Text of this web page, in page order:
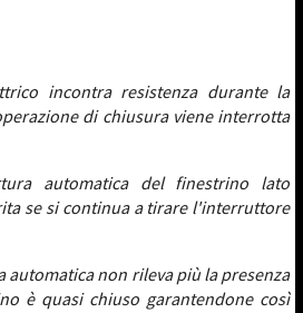
incontra resistenza durante la
di chiusura viene interrotta
automatica del finestrino lato
se si continua a tirare l'interruttore
non rileva più la presenza
è quasi chiuso garantendone così